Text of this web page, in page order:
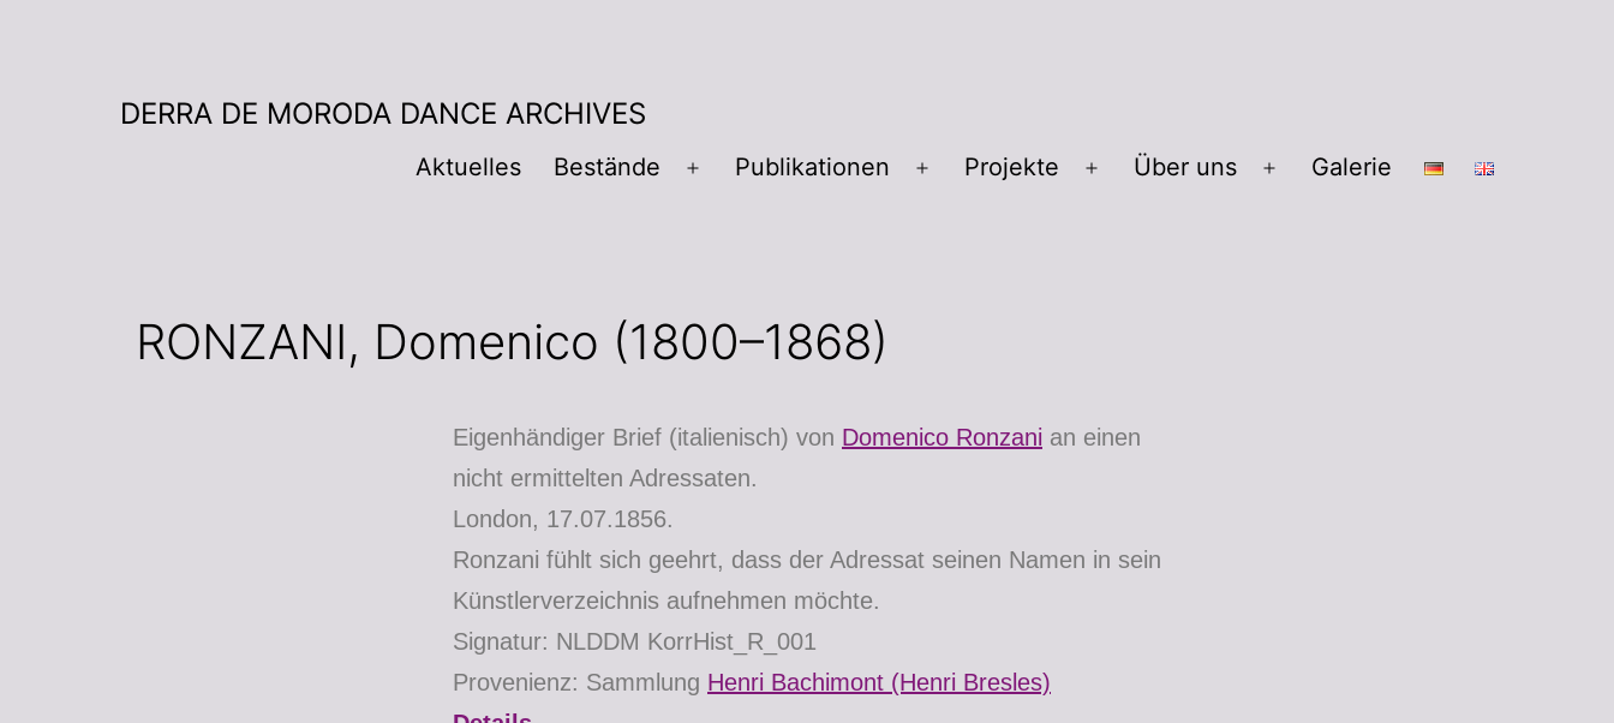
DERRA DE MORODA DANCE ARCHIVES
Aktuelles Bestände Publikationen Projekte Über uns Galerie
RONZANI, Domenico (1800–1868)
Eigenhändiger Brief (italienisch) von Domenico Ronzani an einen
nicht ermittelten Adressaten.
London, 17.07.1856.
Ronzani fühlt sich geehrt, dass der Adressat seinen Namen in sein
Künstlerverzeichnis aufnehmen möchte.
Signatur: NLDDM KorrHist_R_001
Provenienz: Sammlung Henri Bachimont (Henri Bresles)